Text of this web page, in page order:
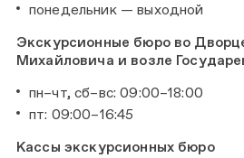
понедельник — выходной
Экскурсионные бюро во
Михайловича и возле
пн–чт, сб–вс: 09:00–18:00
пт: 09:00–16:45
Кассы экскурсионных бюро